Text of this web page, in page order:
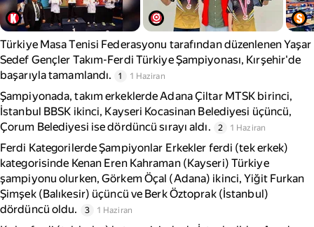
Türkiye Masa Tenisi Federasyonu tarafından düzenlenen Yaşar
Sedef Gençler Takım-Ferdi Türkiye Şampiyonası, Kırşehir'de
başarıyla tamamlandı.
1 1 Haziran
Şampiyonada, takım erkeklerde Adana Çiltar MTSK birinci,
İstanbul BBSK ikinci, Kayseri Kocasinan Belediyesi üçüncü,
Çorum Belediyesi ise dördüncü sırayı aldı.
2 1 Haziran
Ferdi Kategorilerde Şampiyonlar Erkekler ferdi (tek erkek)
kategorisinde Kenan Eren Kahraman (Kayseri) Türkiye
şampiyonu olurken, Görkem Öçal (Adana) ikinci, Yiğit Furkan
Şimşek (Balıkesir) üçüncü ve Berk Öztoprak (İstanbul)
dördüncü oldu.
3 1 Haziran